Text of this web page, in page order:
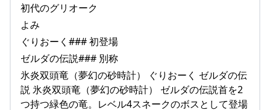
初代のグリオーク
よみ
ぐりおーく### 初登場
ゼルダの伝説### 別称
氷炎双頭竜（夢幻の砂時計） ぐりおーく ゼルダの伝
説 氷炎双頭竜（夢幻の砂時計） ゼルダの伝説首を2
つ持つ緑色の竜。レベル4スネークのボスとして登場